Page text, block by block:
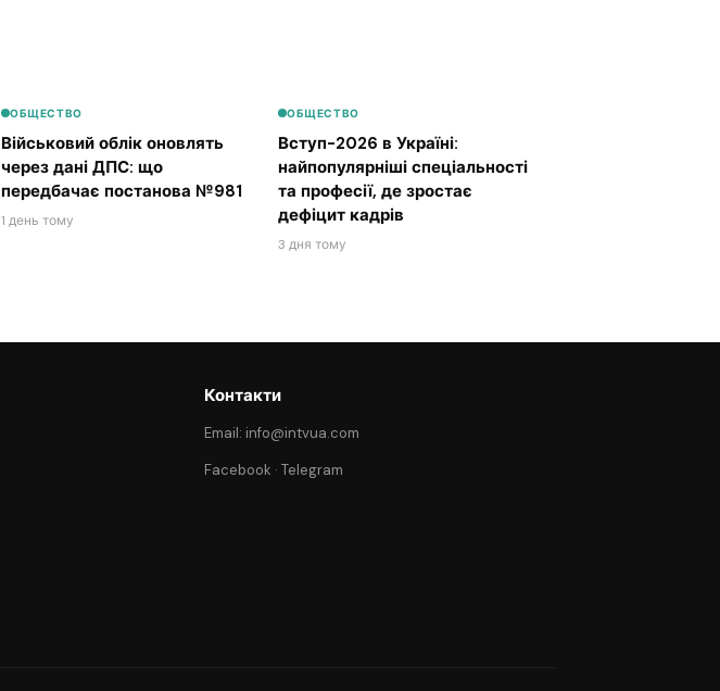
ОБЩЕСТВО
Військовий облік оновлять
через дані ДПС: що
передбачає постанова №981
1 день тому
ОБЩЕСТВО
Вступ-2026 в Україні:
найпопулярніші спеціальності
та професії, де зростає
дефіцит кадрів
3 дня тому
Контакти
Email: info@intvua.com
Facebook ·Telegram